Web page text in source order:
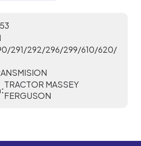
291/292/296/299/610/620/
TRACTOR MASSEY
FERGUSON